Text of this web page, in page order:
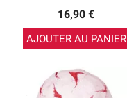
16,90 €
AJOUTER AU PANIER